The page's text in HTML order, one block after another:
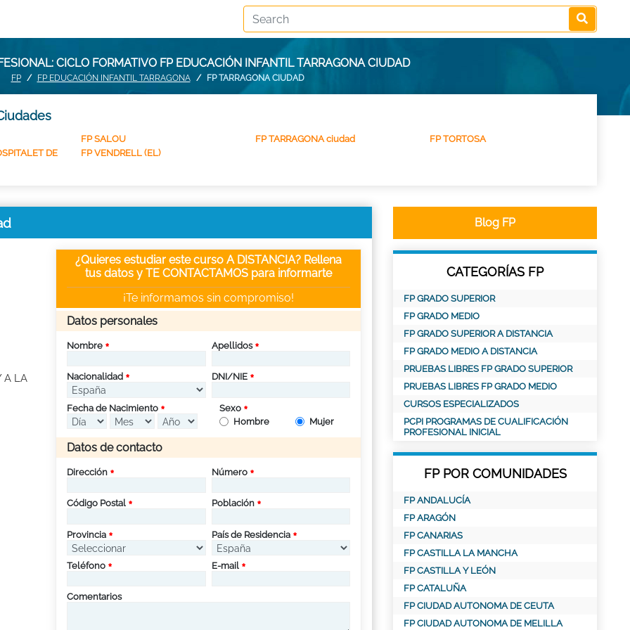
CICLO FORMATIVO FP EDUCACIÓN INFANTIL TARRAGONA CIUDAD
FP FP EDUCACIÓN INFANTIL TARRAGONA FP TARRAGONA CIUDAD
FP SALOU FP TARRAGONA ciudad
FP TORTOSA
DE
FP VENDRELL (EL)
A LA
¿Quieres estudiar este curso A DISTANCIA? Rellena
tus datos y TE CONTACTAMOS para informarte
¡Te informamos sin compromiso!
Datos personales
Nombre Apellidos
Nacionalidad DNI/NIE
Fecha de Nacimiento
Sexo
Hombre
Mujer
Datos de contacto
Dirección Número
Código Postal Población
Provincia País de Residencia
Teléfono E-mail
Comentarios
Blog FP
CATEGORÍAS FP
FP GRADO SUPERIOR
FP GRADO MEDIO
FP GRADO SUPERIOR A DISTANCIA
FP GRADO MEDIO A DISTANCIA
PRUEBAS LIBRES FP GRADO SUPERIOR
PRUEBAS LIBRES FP GRADO MEDIO
CURSOS ESPECIALIZADOS
PCPI PROGRAMAS DE CUALIFICACIÓN
PROFESIONAL INICIAL
FP POR COMUNIDADES
FP ANDALUCÍA
FP ARAGÓN
FP CANARIAS
FP CASTILLA LA MANCHA
FP CASTILLA Y LEÓN
FP CATALUÑA
FP CIUDAD AUTONOMA DE CEUTA
FP CIUDAD AUTONOMA DE MELILLA